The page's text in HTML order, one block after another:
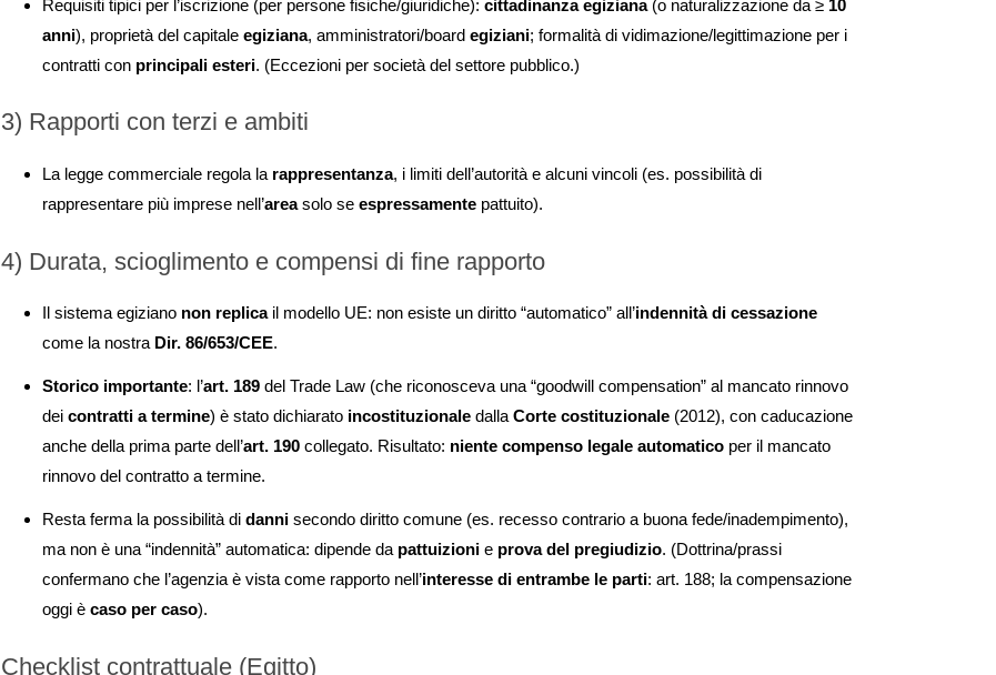
Requisiti tipici per l’iscrizione (per persone fisiche/giuridiche):cittadinanza egiziana(o naturalizzazione da ≥ 10
anni), proprietà del capitaleegiziana, amministratori/boardegiziani; formalità di vidimazione/legittimazione per i
contratti con principali esteri. (Eccezioni per società del settore pubblico.)
3) Rapporti con terzi e ambiti
La legge commerciale regola la rappresentanza, i limiti dell’autorità e alcuni vincoli (es. possibilità di
rappresentare più imprese nell’areasolo seespressamente pattuito).
4) Durata, scioglimento e compensi di fine rapporto
Il sistema egiziano non replicail modello UE: non esiste un diritto “automatico” all’indennità di cessazione
come la nostra Dir. 86/653/CEE.
Storico importante: l’art. 189 del Trade Law (che riconosceva una “goodwill compensation” al mancato rinnovo
deicontratti a termine) è stato dichiarato incostituzionale dallaCorte costituzionale (2012), con caducazione
anche della prima parte dell’art. 190 collegato. Risultato: niente compenso legale automatico per il mancato
rinnovo del contratto a termine.
Resta ferma la possibilità didanni secondo diritto comune (es. recesso contrario a buona fede/inadempimento),
ma non è una “indennità” automatica: dipende da pattuizioni e prova del pregiudizio. (Dottrina/prassi
confermano che l’agenzia è vista come rapporto nell’interesse di entrambe le parti: art. 188; la compensazione
oggi ècaso per caso).
Checklist contrattuale (Egitto)